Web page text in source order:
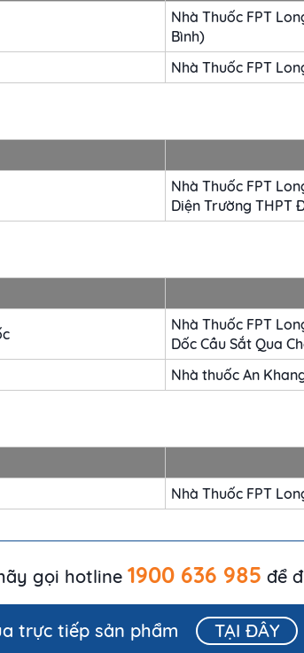
Nhà Thuốc FPT
Bình)
Nhà Thuốc FPT
Nhà Thuốc FPT
Diện Trường THPT
Nhà Thuốc FPT
Dốc Cầu Sắt Qua
Nhà thuốc An
Nhà Thuốc FPT
gọi hotline 1900 636 985 để
trực tiếp sản phẩm TẠI ĐÂY